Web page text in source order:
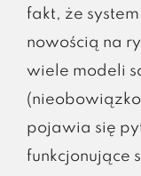
fakt, że
nowością na
wiele modeli
pojawia się
funkcjonujące